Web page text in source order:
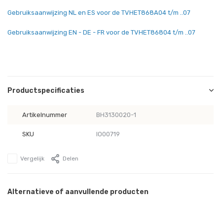
Gebruiksaanwijzing NL en ES voor de TVHET868A04 t/m ..07
Gebruiksaanwijzing EN - DE - FR voor de TVHET86804 t/m ..07
Productspecificaties
Artikelnummer BH3130020-1
SKU IO00719
Vergelijk Delen
Alternatieve of aanvullende producten